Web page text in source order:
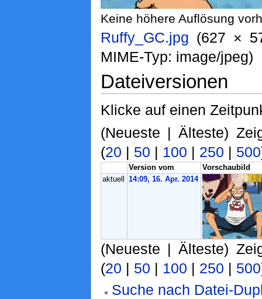
Keine höhere Auflösung
Ruffy_GC.jpg
(627 ×
MIME-Typ: image/jpeg)
Dateiversionen
Klicke auf einen
(Neueste | Älteste)
(20 | 50 | 100 | 250 | 500
Version vom
Vorschaubild
aktuell
14:09, 16. Apr. 2014
(Neueste | Älteste)
(20 | 50 | 100 | 250 | 500
Suche nach Datei-